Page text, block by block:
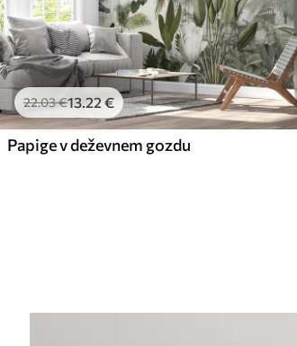
22.03€13.22€
Papige v deževnem gozdu